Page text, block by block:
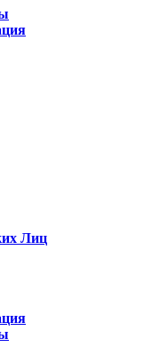
Лиц